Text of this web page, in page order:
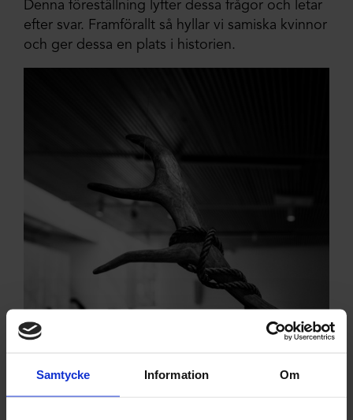
Samtycke Information Om
Denna föreställning lyfter dessa frågor och letar
efter svar. Framförallt så hyllar vi samiska kvinnor
och ger dessa en plats i historien.